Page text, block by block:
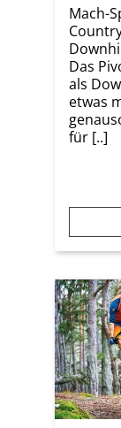
Mach-
Das
als
etwas
für [..]